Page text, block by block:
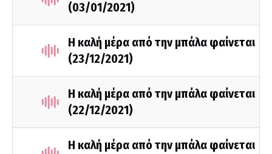
(03/01/2021)
Η καλή μέρα από την μπάλα φαίνεται
(23/12/2021)
Η καλή μέρα από την μπάλα φαίνεται
(22/12/2021)
Η καλή μέρα από την μπάλα φαίνεται